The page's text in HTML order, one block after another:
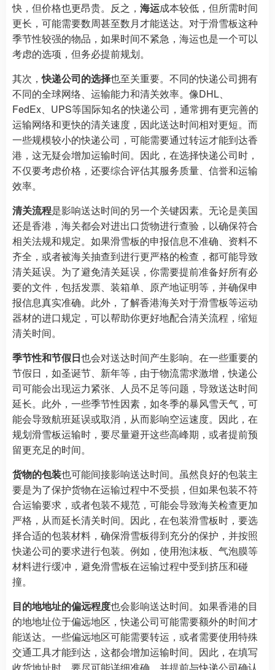
快，但价格也更昂贵。反之， 海运成本较低，但所需时间
更长，可能需要数周甚至数月才能送达。对于滑雪板这种
季节性较强的物品，如果时间不紧急，海运也是一个可以
考虑的选项，但务必提前规划。
其次，快递公司的选择也至关重要。不同的快递公司拥有
不同的全球网络、运输能力和清关效率。像DHL、
FedEx、UPS等国际知名的快递公司，通常拥有更完善的
运输网络和更快的清关速度，因此送达时间相对更短。而
一些规模较小的快递公司，可能需要通过转运才能到达香
港，这无疑会增加运输时间。因此，在选择快递公司时，
不仅要考虑价格，还要综合评估其服务质量、信誉和运输
效率。
清关流程是影响送达时间的另一个关键因素。无论是美国
还是香港，海关都会对进出口货物进行查验，以确保符合
相关法规和规定。如果滑雪板的申报信息不准确、资料不
齐全，或者被海关抽查到进行更严格的检查，都可能导致
清关延误。为了避免清关延误，你需要提前准备好所有必
要的文件，包括发票、装箱单、原产地证明等，并确保申
报信息真实准确。此外，了解香港海关对于滑雪板等运动
器材的进口规定，可以帮助你更好地配合清关流程，缩短
清关时间。
季节性和节假日也会对送达时间产生影响。在一些重要的
节假日，如圣诞节、新年等，由于物流需求激增，快递公
司可能会出现运力紧张、人员不足等问题，导致送达时间
延长。此外，一些季节性因素，如冬季的暴风雪天气，可
能会导致航班延误或取消，从而影响空运速度。因此，在
规划滑雪板运输时，要尽量避开这些高峰期，或者提前预
留更充足的时间。
货物的包装也可能间接影响送达时间。虽然良好的包装主
要是为了保护货物在运输过程中不受损，但如果包装不符
合运输要求，或者包装不规范，可能会导致海关检查更加
严格，从而延长清关时间。因此，在包装滑雪板时，要选
择合适的包装材料，确保滑雪板得到充分的保护，并按照
快递公司的要求进行包装。例如，使用泡沫板、气泡膜等
材料进行缓冲，避免滑雪板在运输过程中受到挤压和碰
撞。
目的地地址的偏远程度也会影响送达时间。如果香港的目
的地地址位于偏远地区，快递公司可能需要额外的时间才
能送达。一些偏远地区可能需要转运，或者需要使用特殊
交通工具才能到达，这都会增加运输时间。因此，在填写